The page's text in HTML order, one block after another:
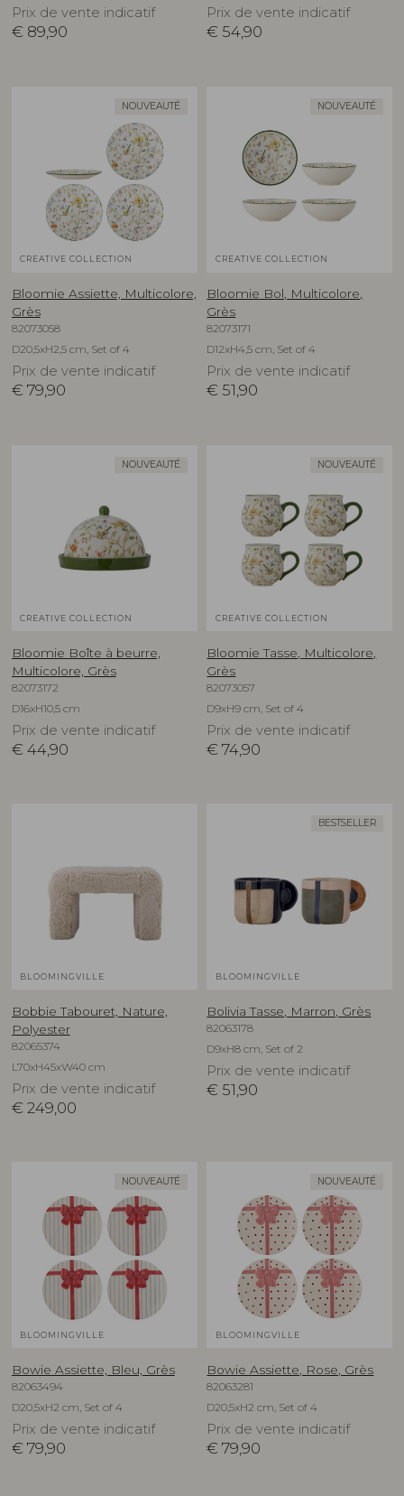
Prix de vente indicatif
€ 89,90
Prix de vente indicatif
€ 54,90
NOUVEAUTÉ
CREATIVE COLLECTION
Bloomie Assiette, Multicolore,
Grès
82073058
D20,5xH2,5 cm, Set of 4
Prix de vente indicatif
€ 79,90
NOUVEAUTÉ
CREATIVE COLLECTION
Bloomie Bol, Multicolore,
Grès
82073171
D12xH4,5 cm, Set of 4
Prix de vente indicatif
€ 51,90
NOUVEAUTÉ
CREATIVE COLLECTION
Bloomie Boîte à beurre,
Multicolore, Grès
82073172
D16xH10,5 cm
Prix de vente indicatif
€ 44,90
NOUVEAUTÉ
CREATIVE COLLECTION
Bloomie Tasse, Multicolore,
Grès
82073057
D9xH9 cm, Set of 4
Prix de vente indicatif
€ 74,90
BLOOMINGVILLE
Bobbie Tabouret, Nature,
Polyester
82065374
L70xH45xW40 cm
Prix de vente indicatif
€ 249,00
BESTSELLER
BLOOMINGVILLE
Bolivia Tasse, Marron, Grès
82063178
D9xH8 cm, Set of 2
Prix de vente indicatif
€ 51,90
NOUVEAUTÉ
BLOOMINGVILLE
Bowie Assiette, Bleu, Grès
82063494
D20,5xH2 cm, Set of 4
Prix de vente indicatif
€ 79,90
NOUVEAUTÉ
BLOOMINGVILLE
Bowie Assiette, Rose, Grès
82063281
D20,5xH2 cm, Set of 4
Prix de vente indicatif
€ 79,90